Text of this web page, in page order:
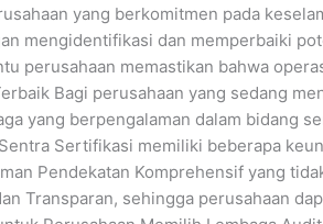
yang berkomitmen pada
mengidentifikasi dan memperbaiki
perusahaan memastikan bahwa
Bagi perusahaan yang sedang
yang berpengalaman dalam bidang
Sertifikasi memiliki beberapa
Pendekatan Komprehensif yang
Transparan, sehingga perusahaan